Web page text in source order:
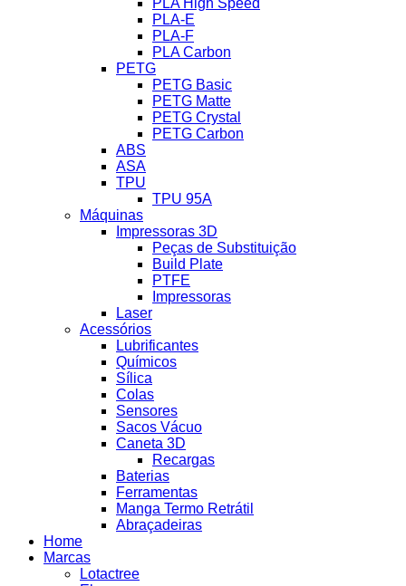
PLA High Speed
PLA-E
PLA-F
PLA Carbon
PETG
PETG Basic
PETG Matte
PETG Crystal
PETG Carbon
ABS
ASA
TPU
TPU 95A
Máquinas
Impressoras 3D
Peças de Substituição
Build Plate
PTFE
Impressoras
Laser
Acessórios
Lubrificantes
Químicos
Sílica
Colas
Sensores
Sacos Vácuo
Caneta 3D
Recargas
Baterias
Ferramentas
Manga Termo Retrátil
Abraçadeiras
Home
Marcas
Lotactree